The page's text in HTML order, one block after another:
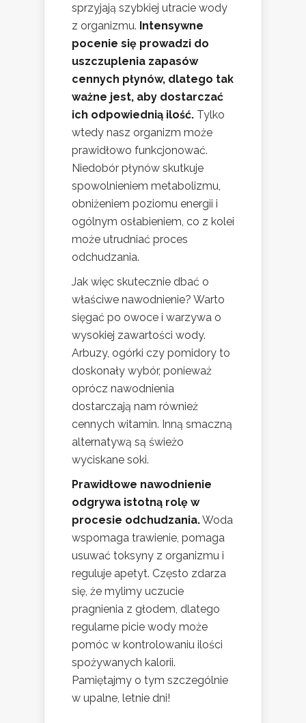
sprzyjają szybkiej utracie wody
z organizmu. Intensywne
pocenie się prowadzi do
uszczuplenia zapasów
cennych płynów, dlatego tak
ważne jest, aby dostarczać
ich odpowiednią ilość. Tylko
wtedy nasz organizm może
prawidłowo funkcjonować.
Niedobór płynów skutkuje
spowolnieniem metabolizmu,
obniżeniem poziomu energii i
ogólnym osłabieniem, co z kolei
może utrudniać proces
odchudzania.
Jak więc skutecznie dbać o
właściwe nawodnienie? Warto
sięgać po owoce i warzywa o
wysokiej zawartości wody.
Arbuzy, ogórki czy pomidory to
doskonały wybór, ponieważ
oprócz nawodnienia
dostarczają nam również
cennych witamin. Inną smaczną
alternatywą są świeżo
wyciskane soki.
Prawidłowe nawodnienie
odgrywa istotną rolę w
procesie odchudzania.Woda
wspomaga trawienie, pomaga
usuwać toksyny z organizmu i
reguluje apetyt. Często zdarza
się, że mylimy uczucie
pragnienia z głodem, dlatego
regularne picie wody może
pomóc w kontrolowaniu ilości
spożywanych kalorii.
Pamiętajmy o tym szczególnie
w upalne, letnie dni!